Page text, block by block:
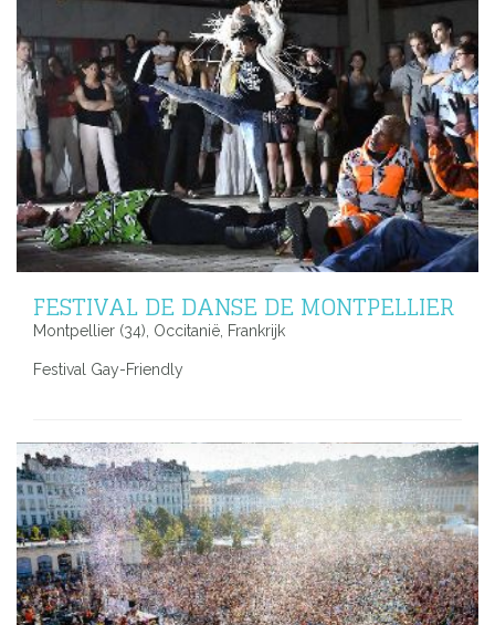
FESTIVAL DE DANSE DE MONTPELLIER
Montpellier (34), Occitanië, Frankrijk
Festival Gay-Friendly